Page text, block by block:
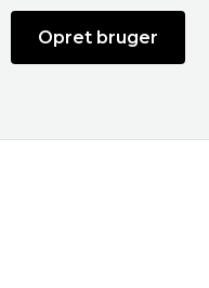
Opret bruger